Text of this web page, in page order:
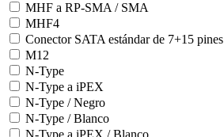
MHF a RP-SMA / SMA
MHF4
Conector SATA estándar de 7+15 pines
M12
N-Type
N-Type a iPEX
N-Type / Negro
N-Type / Blanco